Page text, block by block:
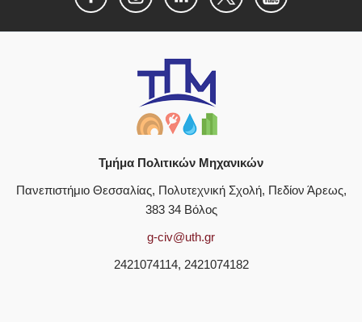
Τμήμα Πολιτικών Μηχανικών
Πανεπιστήμιο Θεσσαλίας, Πολυτεχνική Σχολή, Πεδίον Άρεως,
383 34 Βόλος
g-civ@uth.gr
2421074114, 2421074182